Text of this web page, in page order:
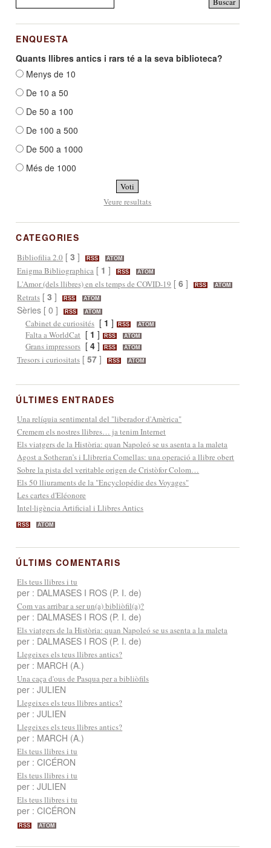
ENQUESTA
Quants llibres antics i rars té a la seva biblioteca?
Menys de 10
De 10 a 50
De 50 a 100
De 100 a 500
De 500 a 1000
Més de 1000
Veure resultats
CATEGORIES
Bibliofilia 2.0 [3 ] RSS ATOM
Enigma Bibliographica [ 1 ] RSS ATOM
L'Amor (dels llibres) en els temps de COVID-19 [6 ] RSS ATOM
Retrats [3 ] RSS ATOM
Sèries [ 0 ] RSS ATOM
Cabinet de curiosités [ 1 ] RSS ATOM
Falta a WorldCat [ 1 ] RSS ATOM
Grans impressors [4 ] RSS ATOM
Tresors i curiositats [57 ] RSS ATOM
ÚLTIMES ENTRADES
Una relíquia sentimental del "liberador d'Amèrica"
Cremem els nostres llibres… ja tenim Internet
Els viatgers de la Història: quan Napoleó se us asenta a la maleta
Agost a Sotheran’s i Llibreria Comellas: una operació a llibre obert
Sobre la pista del veritable origen de Cristòfor Colom…
Els 50 lliuraments de la "Encyclopédie des Voyages"
Les cartes d'Eléonore
Intel·ligència Artificial i Llibres Antics
RSS ATOM
ÚLTIMS COMENTARIS
Els teus llibres i tu
per : DALMASES I ROS (P. I. de)
Com vas arribar a ser un(a) bibliòfil(a)?
per : DALMASES I ROS (P. I. de)
Els viatgers de la Història: quan Napoleó se us asenta a la maleta
per : DALMASES I ROS (P. I. de)
Llegeixes els teus llibres antics?
per : MARCH (A.)
Una caça d'ous de Pasqua per a bibliòfils
per : JULIEN
Llegeixes els teus llibres antics?
per : JULIEN
Llegeixes els teus llibres antics?
per : MARCH (A.)
Els teus llibres i tu
per : CICÉRON
Els teus llibres i tu
per : JULIEN
Els teus llibres i tu
per : CICÉRON
RSS ATOM